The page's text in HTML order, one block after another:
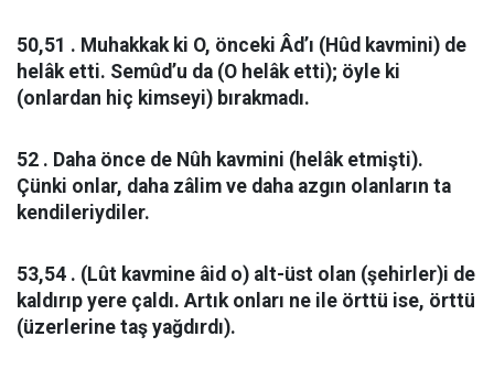
50,51 . Muhakkak ki O, önceki Âd’ı (Hûd kavmini) de
helâk etti. Semûd’u da (O helâk etti); öyle ki
(onlardan hiç kimseyi) bırakmadı.
52 . Daha önce de Nûh kavmini (helâk etmişti).
Çünki onlar, daha zâlim ve daha azgın olanların ta
kendileriydiler.
53,54 . (Lût kavmine âid o) alt-üst olan (şehirler)i de
kaldırıp yere çaldı. Artık onları ne ile örttü ise, örttü
(üzerlerine taş yağdırdı).